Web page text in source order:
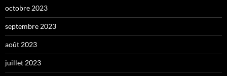
octobre 2023
septembre 2023
août 2023
juillet 2023